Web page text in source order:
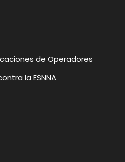
de Operadores
la ESNNA